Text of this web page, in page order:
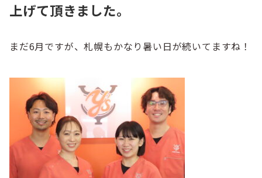
上げて頂きました。
まだ6月ですが、札幌もかなり暑い日が続いてますね！